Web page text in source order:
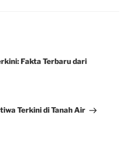
Fakta Terbaru dari
Terkini di Tanah Air